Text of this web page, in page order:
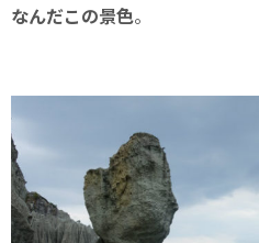
なんだこの景色。